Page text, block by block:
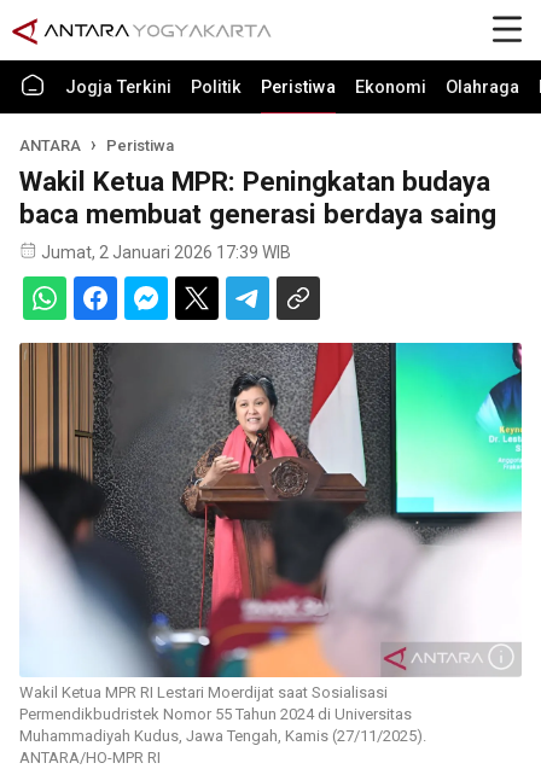
Jogja Terkini Politik Peristiwa Ekonomi Olahraga
ANTARA Peristiwa
Wakil Ketua MPR: Peningkatan budaya
baca membuat generasi berdaya saing
Jumat, 2 Januari 2026 17:39 WIB
Wakil Ketua MPR RI Lestari Moerdijat saat Sosialisasi
Permendikbudristek Nomor 55 Tahun 2024 di Universitas
Muhammadiyah Kudus, Jawa Tengah, Kamis (27/11/2025).
ANTARA/HO-MPR RI